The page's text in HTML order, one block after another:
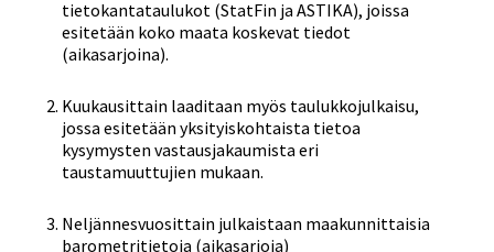
tietokantataulukot (StatFin ja ASTIKA), joissa
esitetään koko maata koskevat tiedot
(aikasarjoina).
Kuukausittain laaditaan myös taulukkojulkaisu,
jossa esitetään yksityiskohtaista tietoa
kysymysten vastausjakaumista eri
taustamuuttujien mukaan.
Neljännesvuosittain julkaistaan maakunnittaisia
barometritietoja (aikasarjoja)